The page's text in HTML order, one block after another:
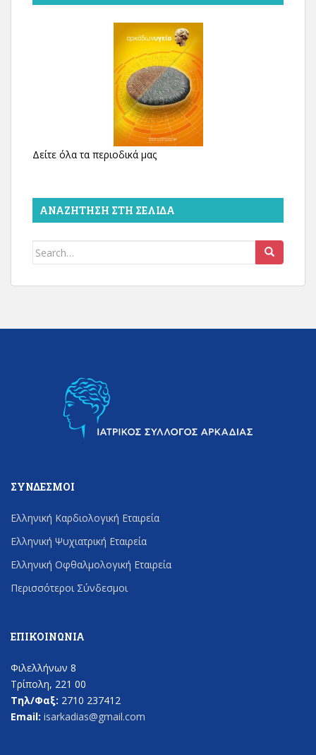
Δείτε όλα τα περιοδικά μας
ΑΝΑΖΉΤΗΣΗ ΣΤΗ ΣΕΛΊΔΑ
Search
ΣΎΝΔΕΣΜΟΙ
Ελληνική Καρδιολογική Εταιρεία
Ελληνική Ψυχιατρική Εταιρεία
Ελληνική Οφθαλμολογική Εταιρεία
Περισσότεροι Σύνδεσμοι
ΕΠΙΚΟΙΝΩΝΊΑ
Φιλελλήνων 8
Τρίπολη, 221 00
Τηλ/Φαξ: 2710 237412
Email: isarkadias@gmail.com